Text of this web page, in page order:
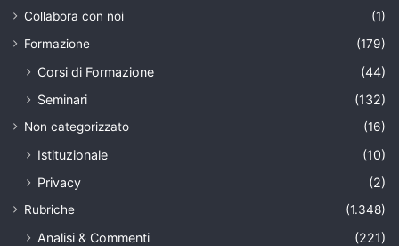
Collabora con noi
(1)
Formazione
(179)
Corsi di Formazione
(44)
Seminari
(132)
Non categorizzato (16)
Istituzionale
(10)
Privacy
(2)
Rubriche (1.348)
Analisi & Commenti
(221)